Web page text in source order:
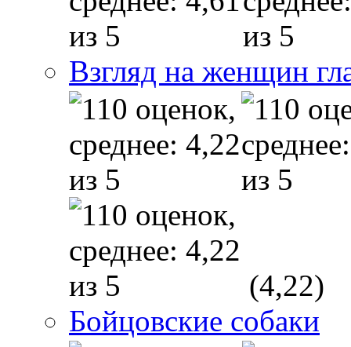
Взгляд на женщин
(4,22)
Бойцовские собаки